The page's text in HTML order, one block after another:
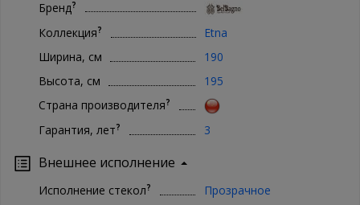
Бренд?
Коллекция?
Etna
Ширина, см
190
Высота, см
195
Страна производителя?
Гарантия, лет? 3
Внешнее исполнение
Исполнение стекол?
Прозрачное